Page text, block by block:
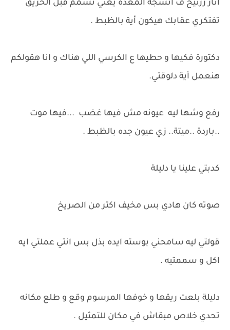
اثار زرنيخ ف أنسجة المعدة يعني تسمم قبل الحريق
تفتكري عقابك هيكون أية بالظبط .
دكتورة فكيها و حطيها ع الكرسي اللي هناك و انا هقولكم
هنعمل أية دلوقتي.
رفع وشها ليه عيونه مش فيها غضب ...فيها موت
..باردة ..ميتة.. زي عيون جده بالظبط .
كدبتي علينا يا دليلة
صوته كان هادي بس مخيف اكتر من الصريخ
قولتي ليه سامحني بوسته ايده بذل بس انتي عملتي ايه
اكل و سممتيه .
دليلة بلعت ريقها و خوفها المرسوم وقع و طلع مكانه
تحدي خلاص مبقاش في مكان للتمثيل .